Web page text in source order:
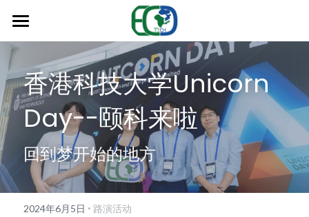
首页
产品服务
尽藻达（水产专用）
尽藻达（专业版）
鲸悦智滤
无氯泳净
关于我们
应用案例
新闻动态
环保科普
香港科技大学Unicorn
Day--颐科来啦
回到梦开始的地方
2024年6月5日 · 路演活动